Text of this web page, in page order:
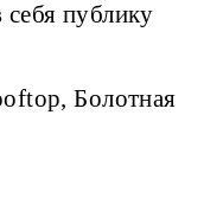
публику
Болотная